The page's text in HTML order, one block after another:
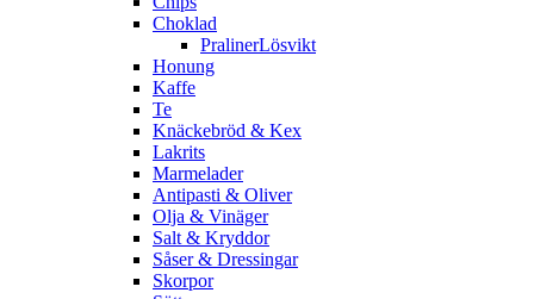
Choklad
PralinerLösvikt
Honung
Kaffe
Te
Knäckebröd & Kex
Lakrits
Marmelader
Antipasti & Oliver
Olja & Vinäger
Salt & Kryddor
Såser & Dressingar
Skorpor